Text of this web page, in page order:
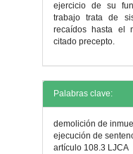
ejercicio de su
trabajo trata de
recaídos hasta el
citado precepto.
Detalles
del
artículo
Palabras clave:
demolición de
ejecución de
artículo 108.3 LJCA